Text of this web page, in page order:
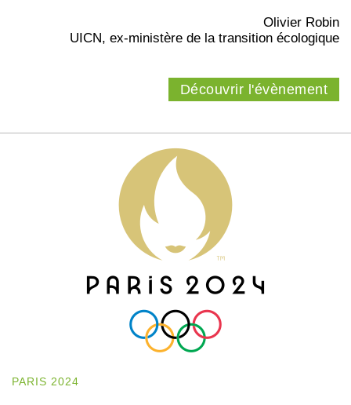
Olivier Robin
UICN, ex-ministère de la transition écologique
Découvrir l'évènement
PARIS 2024